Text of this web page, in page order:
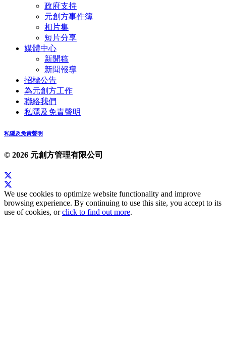
政府支持
元創方事件簿
相片集
短片分享
媒體中心
新聞稿
新聞報導
招標公告
為元創方工作
聯絡我們
私隱及免責聲明
私隱及免責聲明
© 2026 元創方管理有限公司
We use cookies to optimize website functionality and improve
browsing experience. By continuing to use this site, you accept to its
use of cookies, orclick to find out more.